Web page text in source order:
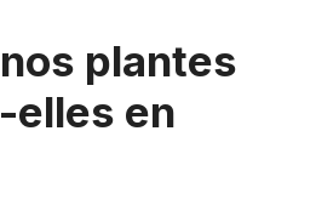
plantes
en